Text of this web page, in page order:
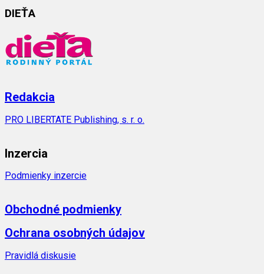
DIEŤA
Redakcia
PRO LIBERTATE Publishing, s. r. o.
Inzercia
Podmienky inzercie
Obchodné podmienky
Ochrana osobných údajov
Pravidlá diskusie